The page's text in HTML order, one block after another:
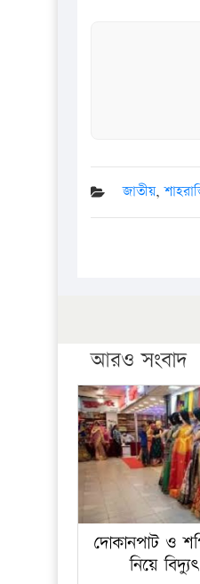
জাতীয়,
আরও সংবাদ
দোকানপাট ও
নিয়ে